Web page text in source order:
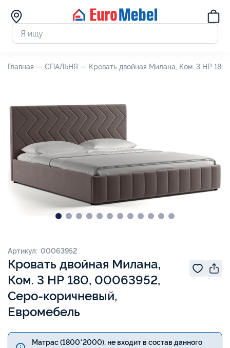
Главная — СПАЛЬНЯ — Кровать двойная Милана, Ком. 3 НР
Кровать двойная Милана,
Ком. 3 НР 180, 00063952,
Серо-коричневый,
Евромебель
Артикул: 00063952
Матрас (1800*2000), не входит в состав данного